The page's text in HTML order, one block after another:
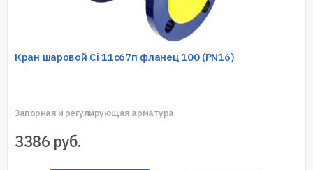
Кран шаровой Ci 11с67п фланец 100 (PN16)
Запорная и регулирующая арматура
3386 руб.